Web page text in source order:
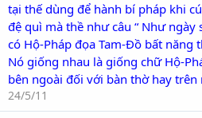
tại thế dùng để hành bí pháp khi
đệ quì mà thề như câu “ Như
có Hộ-Pháp đọa Tam-Đồ bất năng
Nó giống nhau là giống chữ Hộ-
bên ngoài đối với bàn thờ hay trên
24/5/11